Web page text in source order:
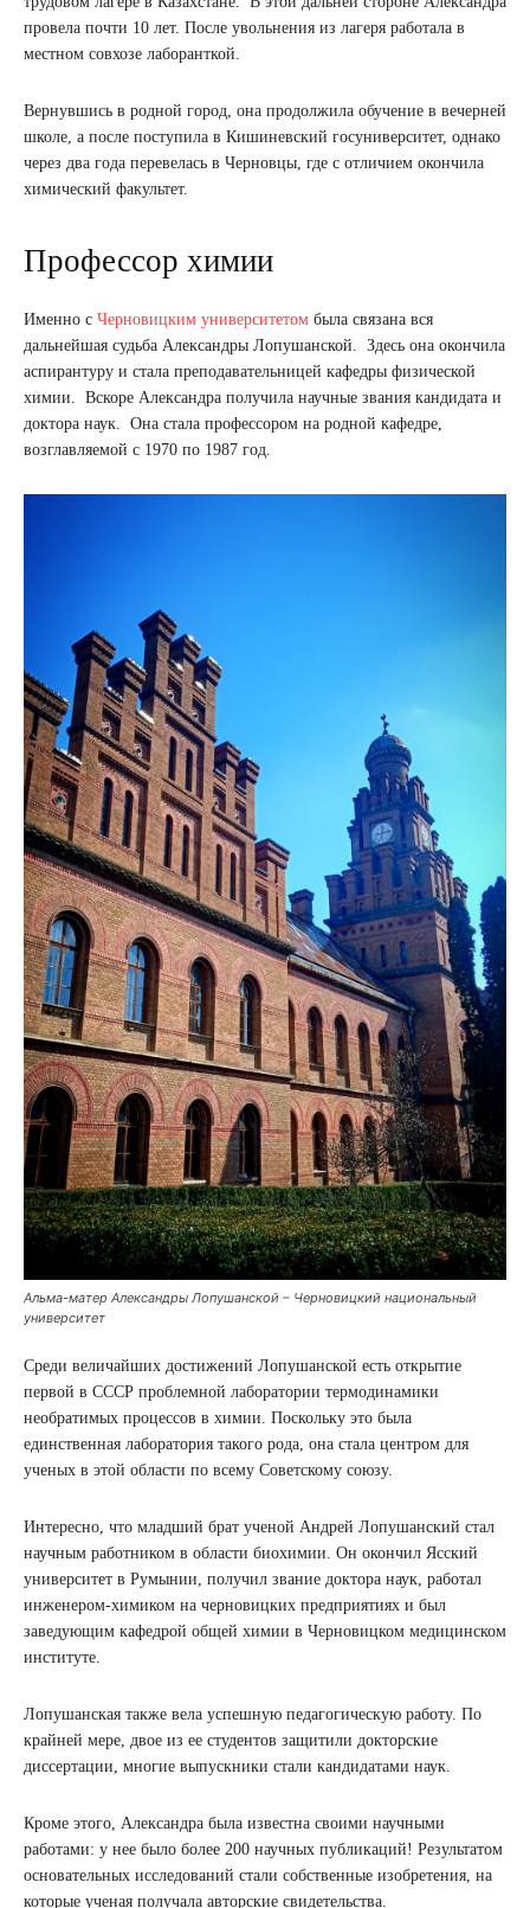
провела почти 10 лет. После увольнения из лагеря работала в
местном совхозе лаборанткой.
Вернувшись в родной город, она продолжила обучение в вечерней
школе, а после поступила в Кишиневский госуниверситет, однако
через два года перевелась в Черновцы, где с отличием окончила
химический факультет.
Профессор химии
Именно с Черновицким университетом была связана вся
дальнейшая судьба Александры Лопушанской. Здесь она окончила
аспирантуру и стала преподавательницей кафедры физической
химии. Вскоре Александра получила научные звания кандидата и
доктора наук. Она стала профессором на родной кафедре,
возглавляемой с 1970 по 1987 год.
Альма-матер Александры Лопушанской – Черновицкий национальный
университет
Среди величайших достижений Лопушанской есть открытие
первой в СССР проблемной лаборатории термодинамики
необратимых процессов в химии. Поскольку это была
единственная лаборатория такого рода, она стала центром для
ученых в этой области по всему Советскому союзу.
Интересно, что младший брат ученой Андрей Лопушанский стал
научным работником в области биохимии. Он окончил Ясский
университет в Румынии, получил звание доктора наук, работал
инженером-химиком на черновицких предприятиях и был
заведующим кафедрой общей химии в Черновицком медицинском
институте.
Лопушанская также вела успешную педагогическую работу. По
крайней мере, двое из ее студентов защитили докторские
диссертации, многие выпускники стали кандидатами наук.
Кроме этого, Александра была известна своими научными
работами: у нее было более 200 научных публикаций! Результатом
основательных исследований стали собственные изобретения, на
которые ученая получала авторские свидетельства.